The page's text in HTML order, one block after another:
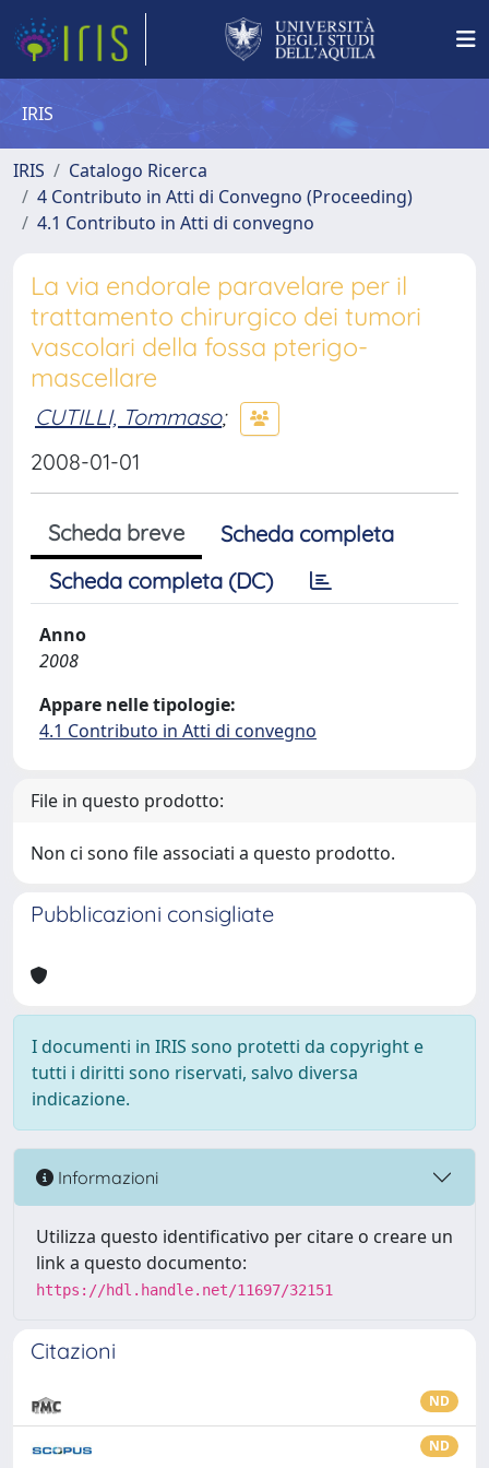
IRIS
IRIS
Catalogo Ricerca
4 Contributo in Atti di Convegno (Proceeding)
4.1 Contributo in Atti di convegno
La via endorale paravelare per il
trattamento chirurgico dei tumori
vascolari della fossa pterigo-
mascellare
CUTILLI, Tommaso;
2008-01-01
Scheda breve
Scheda completa
Scheda completa (DC)
Anno
2008
Appare nelle tipologie:
4.1 Contributo in Atti di convegno
File in questo prodotto:
Non ci sono file associati a questo prodotto.
Pubblicazioni consigliate
I documenti in IRIS sono protetti da copyright e
tutti i diritti sono riservati, salvo diversa
indicazione.
Informazioni
Utilizza questo identificativo per citare o creare un
link a questo documento:
https://hdl.handle.net/11697/32151
Citazioni
ND
ND